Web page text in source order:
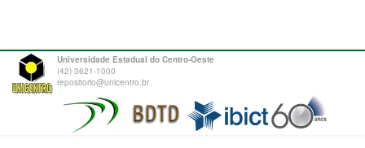
Universidade Estadual do Centro-Oeste
(42) 3621-1000
repositorio@unicentro.br